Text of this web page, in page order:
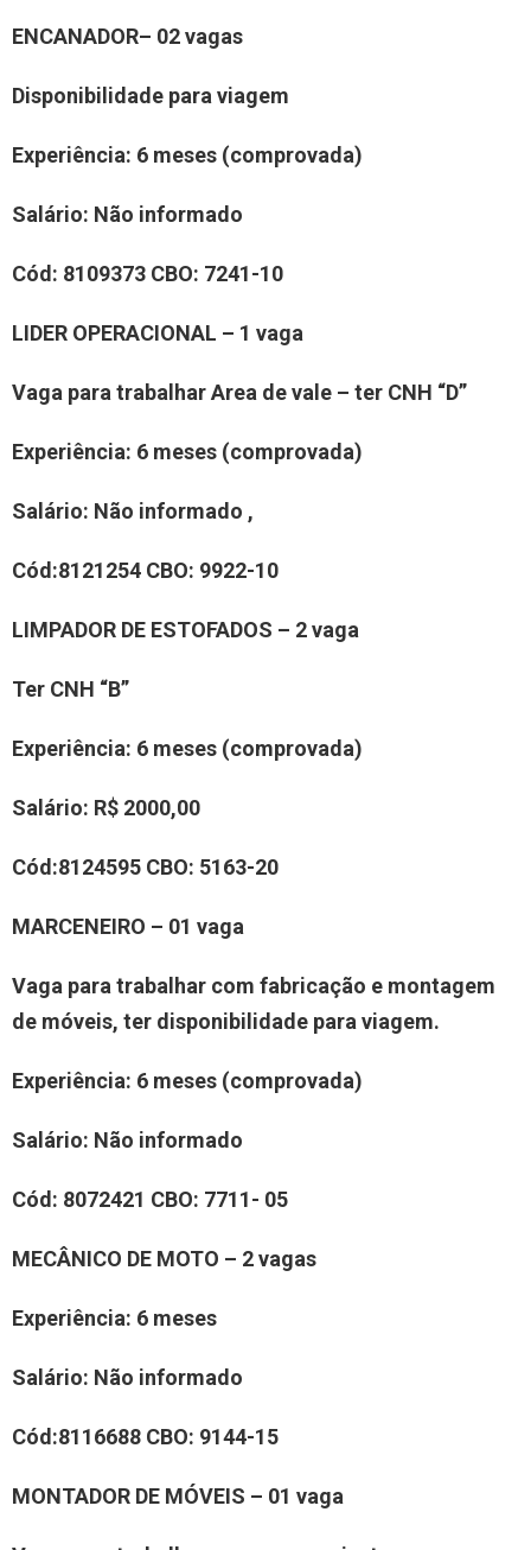
ENCANADOR– 02vagas
Disponibilidade para viagem
Experiência: 6 meses (comprovada)
Salário: Não informado
Cód: 8109373 CBO: 7241-10
LIDER OPERACIONAL – 1 vaga
Vaga para trabalharArea de vale – ter CNH “D”
Experiência: 6 meses (comprovada)
Salário: Não informado ,
Cód:8121254 CBO: 9922-10
LIMPADOR DE ESTOFADOS – 2vaga
Ter CNH “B”
Experiência: 6 meses (comprovada)
Salário: R$ 2000,00
Cód:8124595 CBO: 5163-20
MARCENEIRO – 01 vaga
Vaga para trabalhar com fabricação e montagem
de móveis, ter disponibilidade para viagem.
Experiência: 6 meses (comprovada)
Salário: Não informado
Cód: 8072421 CBO: 7711- 05
MECÂNICO DE MOTO – 2vagas
Experiência: 6 meses
Salário: Não informado
Cód:8116688 CBO: 9144-15
MONTADOR DE MÓVEIS – 01 vaga